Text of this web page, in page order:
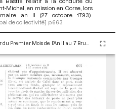
Michel, en mission en Corse, lors
an II (27 octobre 1793)
de collectivité] p.663